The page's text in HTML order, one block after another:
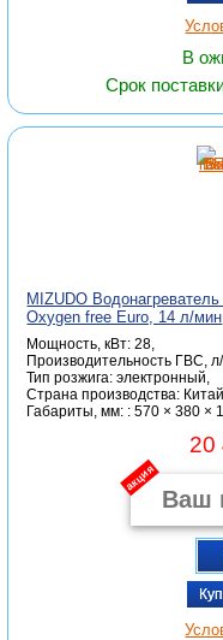
В
Срок
MIZUDO
Oxygen free Euro, 14 л/мин
Мощность, кВт: 28,
Производительность ГВС,
Тип розжига: электронный,
Страна производства:
Габариты, мм: : 570 × 380 ×
20
акция